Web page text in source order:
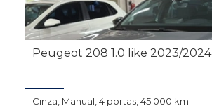
Peugeot 208 1.0 like 2023/2024
Cinza, Manual, 4 portas, 45.000 km.